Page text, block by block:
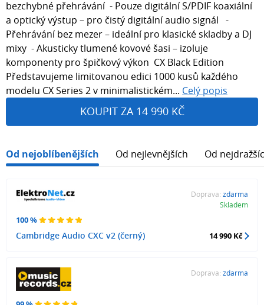
bezchybné přehrávání - Pouze digitální S/PDIF koaxiální
a optický výstup – pro čistý digitální audio signál -
Přehrávání bez mezer – ideální pro klasické skladby a DJ
mixy - Akusticky tlumené kovové šasi – izoluje
komponenty pro špičkový výkon CX Black Edition
Představujeme limitovanou edici 1000 kusů každého
modelu CX Series 2 v minimalistickém... Celý popis
KOUPIT ZA 14 990 KČ
Od nejoblíbenějších Od nejlevnějších Od
100 %
Cambridge Audio CXC v2 (černý)
Doprava: zdarma
Skladem
14 990 Kč
Doprava: zdarma